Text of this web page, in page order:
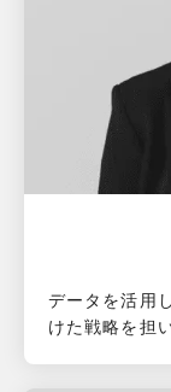
データを活用
けた戦略を担